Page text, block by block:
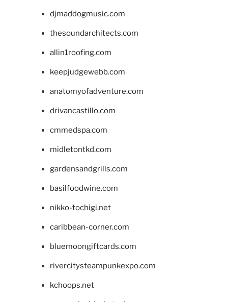
djmaddogmusic.com
thesoundarchitects.com
allin1roofing.com
keepjudgewebb.com
anatomyofadventure.com
drivancastillo.com
cmmedspa.com
midletontkd.com
gardensandgrills.com
basilfoodwine.com
nikko-tochigi.net
caribbean-corner.com
bluemoongiftcards.com
rivercitysteampunkexpo.com
kchoops.net